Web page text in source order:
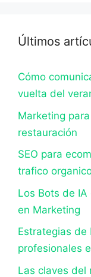
Últimos
Cómo
vuelta del
Marketing
restauración
SEO para
trafico
Los Bots de
en Marketing
Estrategias de
profesionales
Las claves del